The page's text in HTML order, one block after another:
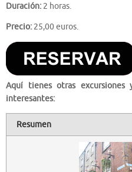
Duración: 2 horas.
Precio: 25,00 euros.
Aquí tienes otras
interesantes:
Resumen